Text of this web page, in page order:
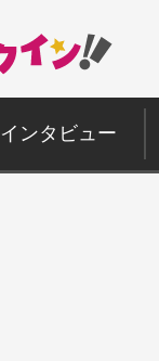
インタビュー